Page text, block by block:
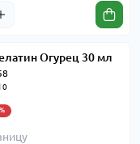
Огурец 30 мл
0